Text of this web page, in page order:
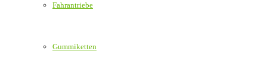
Fahrantriebe
Gummiketten